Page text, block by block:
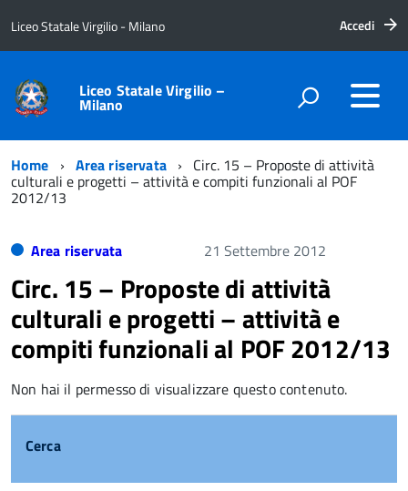
Liceo Statale Virgilio - Milano Accedi
Liceo Statale Virgilio –
Milano
Home Area riservata Circ. 15 – Proposte di attività
culturali e progetti – attività e compiti funzionali al POF
2012/13
Area riservata 21 Settembre 2012
Circ. 15 – Proposte di attività
culturali e progetti – attività e
compiti funzionali al POF 2012/13
Non hai il permesso di visualizzare questo contenuto.
Cerca